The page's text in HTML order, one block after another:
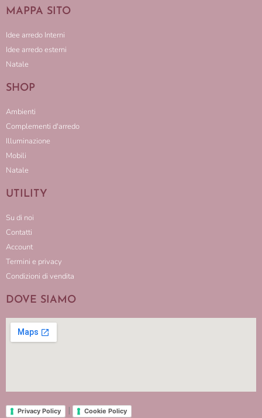
MAPPA SITO
Idee arredo Interni
Idee arredo esterni
Natale
SHOP
Ambienti
Complementi d'arredo
Illuminazione
Mobili
Natale
UTILITY
Su di noi
Contatti
Account
Termini e privacy
Condizioni di vendita
DOVE SIAMO
Privacy Policy | Cookie Policy